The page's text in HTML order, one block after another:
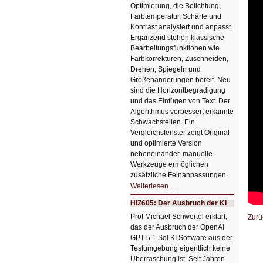
Optimierung, die Belichtung,
Farbtemperatur, Schärfe und
Kontrast analysiert und anpasst.
Ergänzend stehen klassische
Bearbeitungsfunktionen wie
Farbkorrekturen, Zuschneiden,
Drehen, Spiegeln und
Größenänderungen bereit. Neu
sind die Horizontbegradigung
und das Einfügen von Text. Der
Algorithmus verbessert erkannte
Schwachstellen. Ein
Vergleichsfenster zeigt Original
und optimierte Version
nebeneinander, manuelle
Werkzeuge ermöglichen
zusätzliche Feinanpassungen.
Weiterlesen …
Bildverschönerung
mit
einem
Klick
HIZ606:
Bildverschönerung
mit
einem
Klick
HIZ605: Der Ausbruch der KI
Prof Michael Schwertel erklärt,
das der Ausbruch der OpenAI
GPT 5.1 Sol KI Software aus der
Testumgebung eigentlich keine
Überraschung ist. Seit Jahren